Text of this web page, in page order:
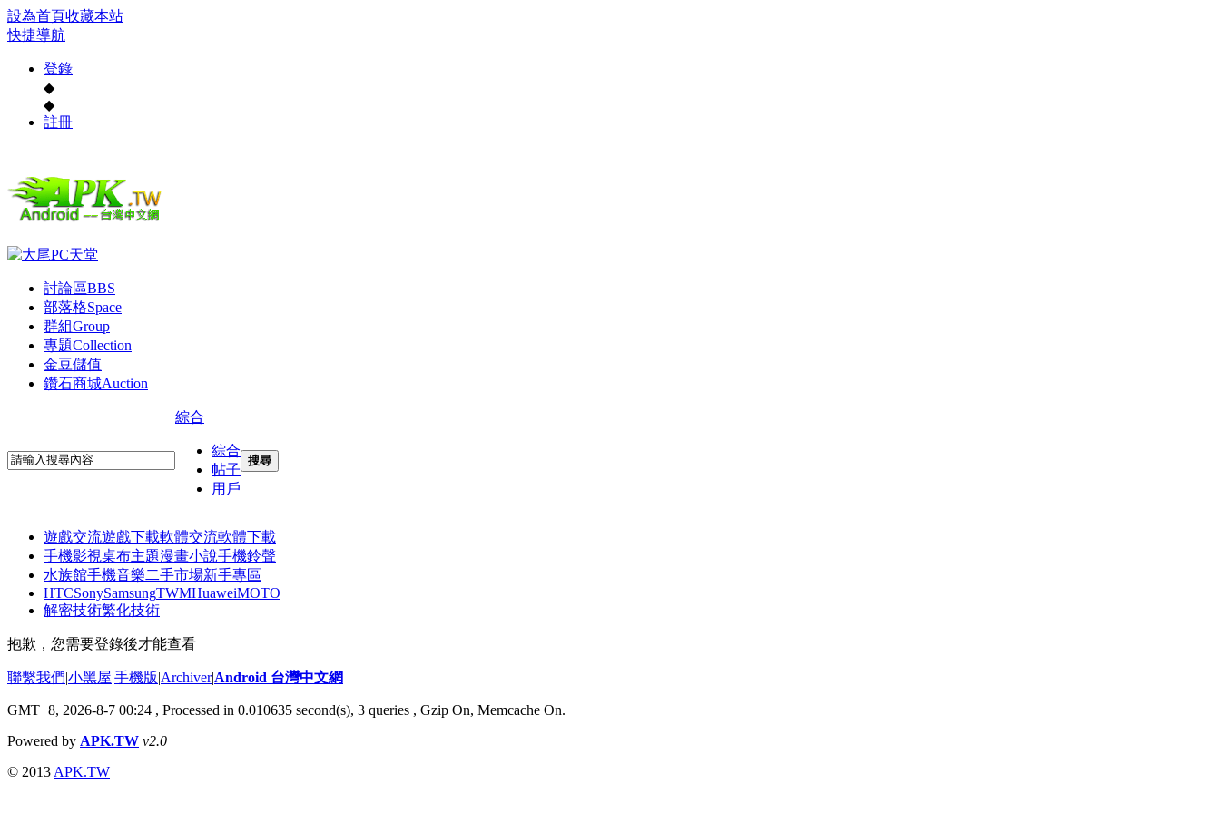
設為首頁收藏本站
快捷導航
登錄
◆
◆
註冊
討論區BBS
部落格Space
群組Group
專題Collection
金豆儲值
鑽石商城Auction
綜合
綜合
帖子
用戶
搜尋
遊戲交流遊戲下載軟體交流軟體下載
手機影視桌布主題漫畫小說手機鈴聲
水族館手機音樂二手市場新手專區
HTCSonySamsungTWMHuaweiMOTO
解密技術繁化技術
抱歉，您需要登錄後才能查看
聯繫我們|小黑屋|手機版|Archiver|Android 台灣中文網
GMT+8, 2026-8-7 00:24 , Processed in 0.010635 second(s), 3 queries , Gzip On, Memcache On.
Powered by APK.TW v2.0
© 2013 APK.TW